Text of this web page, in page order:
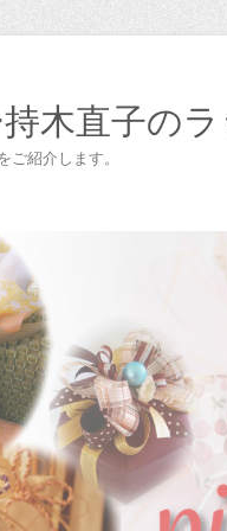
木直子の
紹介します。